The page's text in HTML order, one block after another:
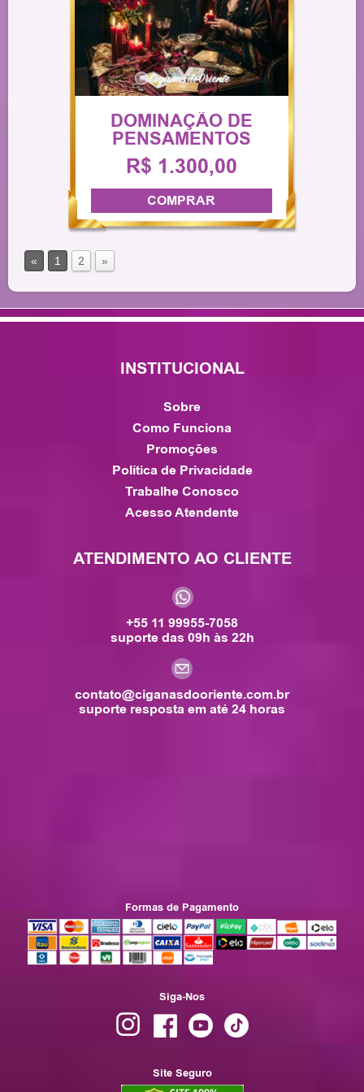
DOMINAÇÃO DE
PENSAMENTOS
R$ 1.300,00
COMPRAR
« 1 2 »
INSTITUCIONAL
Sobre
Como Funciona
Promoções
Política de Privacidade
Trabalhe Conosco
Acesso Atendente
ATENDIMENTO AO CLIENTE
+55 11 99955-7058
suporte das 09h às 22h
contato@ciganasdooriente.com.br
suporte resposta em até 24 horas
Formas de Pagamento
Siga-Nos
Site Seguro